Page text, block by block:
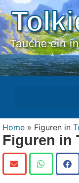
Tauche ein
Home » Figuren in
Figuren in